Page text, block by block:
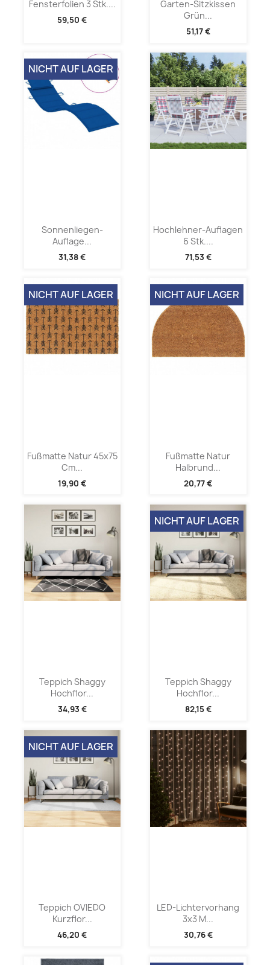
Fensterfolien 3 Stk....
59,50 €
Garten-Sitzkissen
Grün...
51,17 €
Sonnenliegen-
Auflage...
31,38 €
NICHT AUF LAGER
Hochlehner-Auflagen
6 Stk....
71,53 €
Fußmatte Natur 45x75
Cm...
19,90 €
NICHT AUF LAGER
Fußmatte Natur
Halbrund...
20,77 €
NICHT AUF LAGER
Teppich Shaggy
Hochflor...
34,93 €
Teppich Shaggy
Hochflor...
82,15 €
NICHT AUF LAGER
Teppich OVIEDO
Kurzflor...
46,20 €
NICHT AUF LAGER
LED-Lichtervorhang
3x3 M...
30,76 €